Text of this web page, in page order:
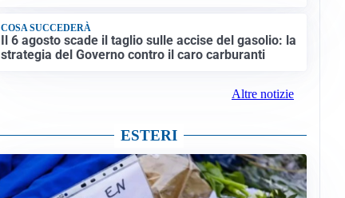
COSA SUCCEDERÀ
Il 6 agosto scade il taglio sulle accise del gasolio: la
strategia del Governo contro il caro carburanti
Altre notizie
ESTERI